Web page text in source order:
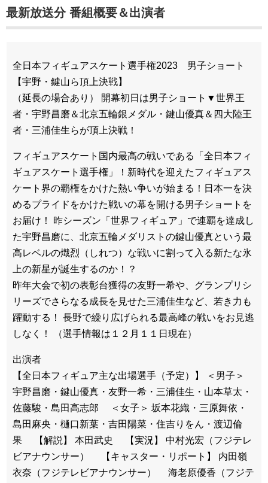
最新放送分 番組概要＆出演者
全日本フィギュアスケート選手権2023 男子ショート
【宇野・鍵山ら頂上決戦】
（延長の場合あり） 開幕初日は男子ショート▼世界王
者・宇野昌磨＆北京五輪銀メダル・鍵山優真＆四大陸王
者・三浦佳生らが頂上決戦！
フィギュアスケート国内最高の戦いである「全日本フィ
ギュアスケート選手権」！新時代を迎えたフィギュアス
ケート界の覇権をかけた熱い争いが始まる！日本一を決
めるプライドをかけた戦いの幕を開ける男子ショートを
お届け！ 昨シーズン「世界フィギュア」で連覇を達成し
た宇野昌磨に、北京五輪メダリストの鍵山優真という最
高レベルの熾烈（しれつ）な戦いに割って入る新たな氷
上の新星が誕生するのか！？
昨年大会で初の表彰台獲得の友野一希や、グランプリシ
リーズでさらなる成長を見せた三浦佳生など、若き力も
躍動する！ 長野で繰り広げられる最高峰の戦いをお見逃
しなく！ （選手情報は１２月１１日現在）
出演者
【全日本フィギュア主な出場選手（予定）】 ＜男子＞
宇野昌磨・鍵山優真・友野一希・三浦佳生・山本草太・
佐藤駿・島田高志郎 ＜女子＞ 坂本花織・三原舞依・
島田麻央・樋口新葉・吉田陽菜・住吉りをん・渡辺倫
果 【解説】 本田武史 【実況】 中村光宏（フジテレ
ビアナウンサー） 【キャスター・リポート】 内田嶺
衣奈（フジテレビアナウンサー） 海老原優香（フジテ